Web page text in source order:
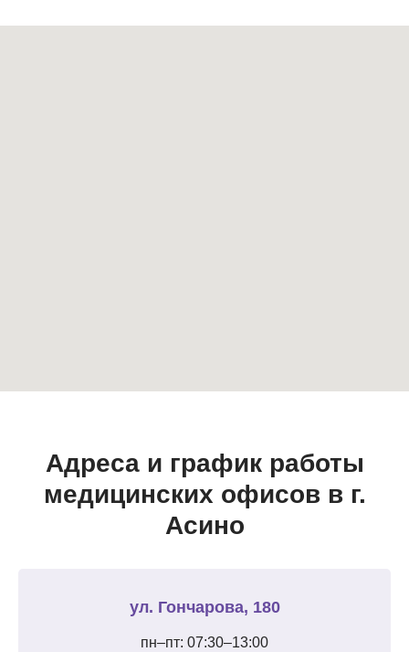
Адреса и график работы
медицинских офисов в г.
Асино
ул. Гончарова, 180
пн–пт: 07:30–13:00